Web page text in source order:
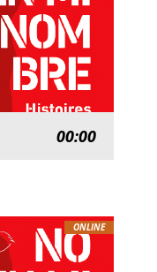
00:00
ONLINE